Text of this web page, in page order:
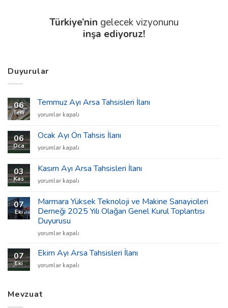
Türkiye’nin gelecek vizyonunu
inşa ediyoruz!
Duyurular
06
Tem
Temmuz Ayı Arsa Tahsisleri İlanı
Temmuz
Arsa
Tahsisleri
İlanı
yorumlar kapalı
06
Oca
Ocak Ayı Ön Tahsis İlanı
Ocak
Ön
Tahsis
İlanı
yorumlar kapalı
03
Kas
Kasım Ayı Arsa Tahsisleri İlanı
Kasım
Arsa
Tahsisleri
İlanı
için
yorumlar kapalı
07
Eki
Marmara Yüksek Teknoloji ve Makine Sanayicileri
Derneği 2025 Yılı Olağan Genel Kurul Toplantısı
Duyurusu
Marmara
Teknoloji
Makine
2025
yorumlar kapalı
07
Eki
Ekim Ayı Arsa Tahsisleri İlanı
Ekim
Tahsisleri
yorumlar kapalı
Mevzuat